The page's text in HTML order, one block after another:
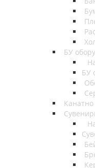
БУ
БУ